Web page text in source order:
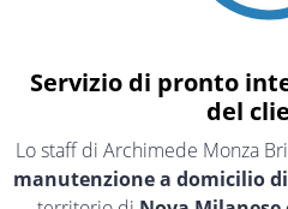
Servizio di pronto
del
Lo staff di Archimede Monza
manutenzione a domicilio